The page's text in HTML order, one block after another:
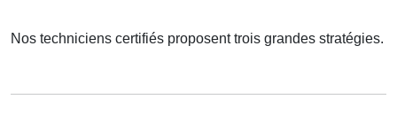
Nos techniciens certifiés proposent trois grandes stratégies.